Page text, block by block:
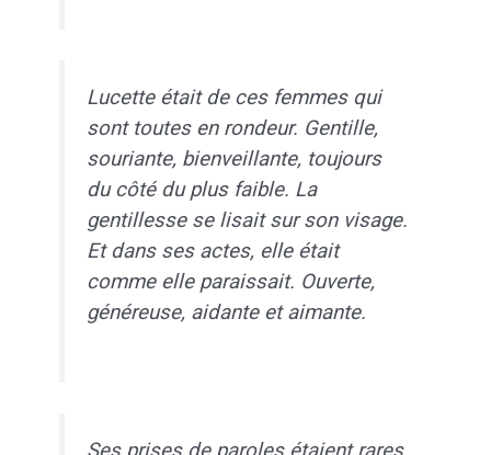
Lucette était de ces femmes qui
sont toutes en rondeur. Gentille,
souriante, bienveillante, toujours
du côté du plus faible. La
gentillesse se lisait sur son visage.
Et dans ses actes, elle était
comme elle paraissait. Ouverte,
généreuse, aidante et aimante.